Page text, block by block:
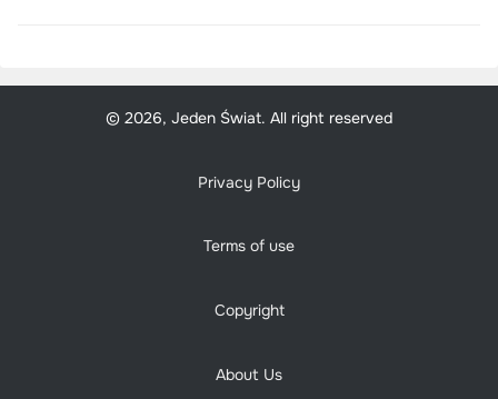
© 2026, Jeden Świat. All right reserved
Privacy Policy
Terms of use
Copyright
About Us